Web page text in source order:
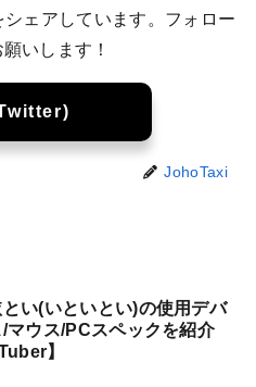
ェアしています。フォロー
いします！
JohoTaxi
い(いといとい)の使用デバ
/マウス/PCスペックを紹介
】